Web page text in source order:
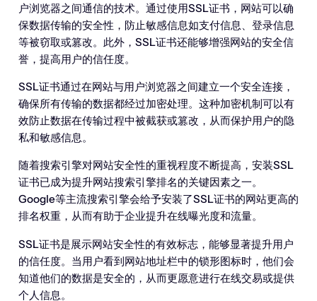
户浏览器之间通信的技术。通过使用SSL证书，网站可以确
保数据传输的安全性，防止敏感信息如支付信息、登录信息
等被窃取或篡改。此外，SSL证书还能够增强网站的安全信
誉，提高用户的信任度。
SSL证书通过在网站与用户浏览器之间建立一个安全连接，
确保所有传输的数据都经过加密处理。这种加密机制可以有
效防止数据在传输过程中被截获或篡改，从而保护用户的隐
私和敏感信息。
随着搜索引擎对网站安全性的重视程度不断提高，安装SSL
证书已成为提升网站搜索引擎排名的关键因素之一。
Google等主流搜索引擎会给予安装了SSL证书的网站更高的
排名权重，从而有助于企业提升在线曝光度和流量。
SSL证书是展示网站安全性的有效标志，能够显著提升用户
的信任度。当用户看到网站地址栏中的锁形图标时，他们会
知道他们的数据是安全的，从而更愿意进行在线交易或提供
个人信息。